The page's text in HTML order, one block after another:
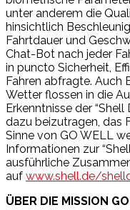
unter anderem die
hinsichtlich
Fahrtdauer und
Chat-Bot nach jeder
in puncto Sicherheit,
Fahren abfragte. Auch
Wetter flossen in die
Erkenntnisse der
dazu beizutragen, das
Sinne von GO WELL
Informationen zur
ausführliche
auf www.shell.de/
ÜBER DIE MISSION